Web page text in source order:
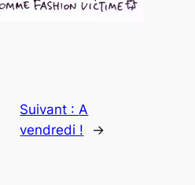
Suivant :A
vendredi !
→